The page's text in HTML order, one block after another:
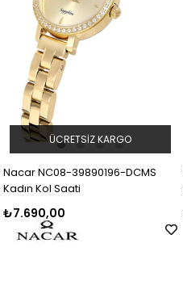
Nacar NC08-39890196-DCMS
Kadın Kol Saati
₺7.690,00
ÜCRETSIZ KARGO